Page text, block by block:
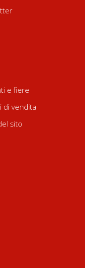
e fiere
di vendita
sito